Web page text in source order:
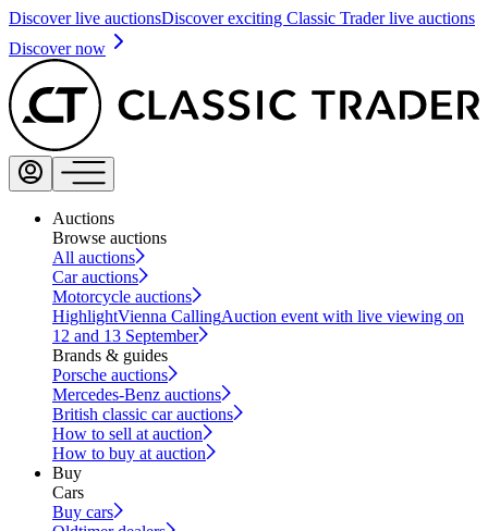
Discover live auctionsDiscover exciting Classic Trader live auctions
Discover now
Auctions
Browse auctions
All auctions
Car auctions
Motorcycle auctions
HighlightVienna CallingAuction event with live viewing on
12 and 13 September
Brands & guides
Porsche auctions
Mercedes-Benz auctions
British classic car auctions
How to sell at auction
How to buy at auction
Buy
Cars
Buy cars